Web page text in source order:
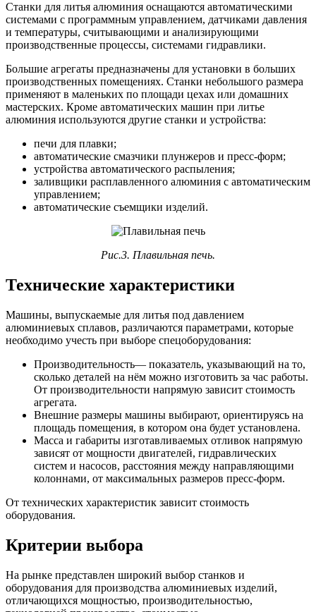
Станки для литья алюминия оснащаются автоматическими
системами с программным управлением, датчиками давления
и температуры, считывающими и анализирующими
производственные процессы, системами гидравлики.
Большие агрегаты предназначены для установки в больших
производственных помещениях. Станки небольшого размера
применяют в маленьких по площади цехах или домашних
мастерских. Кроме автоматических машин при литье
алюминия используются другие станки и устройства:
печи для плавки;
автоматические смазчики плунжеров и пресс-форм;
устройства автоматического распыления;
заливщики расплавленного алюминия с автоматическим
управлением;
автоматические съемщики изделий.
Рис.3. Плавильная печь.
Технические характеристики
Машины, выпускаемые для литья под давлением
алюминиевых сплавов, различаются параметрами, которые
необходимо учесть при выборе спецоборудования:
Производительность— показатель, указывающий на то,
сколько деталей на нём можно изготовить за час работы.
От производительности напрямую зависит стоимость
агрегата.
Внешние размеры машины выбирают, ориентируясь на
площадь помещения, в котором она будет установлена.
Масса и габариты изготавливаемых отливок напрямую
зависят от мощности двигателей, гидравлических
систем и насосов, расстояния между направляющими
колоннами, от максимальных размеров пресс-форм.
От технических характеристик зависит стоимость
оборудования.
Критерии выбора
На рынке представлен широкий выбор станков и
оборудования для производства алюминиевых изделий,
отличающихся мощностью, производительностью,